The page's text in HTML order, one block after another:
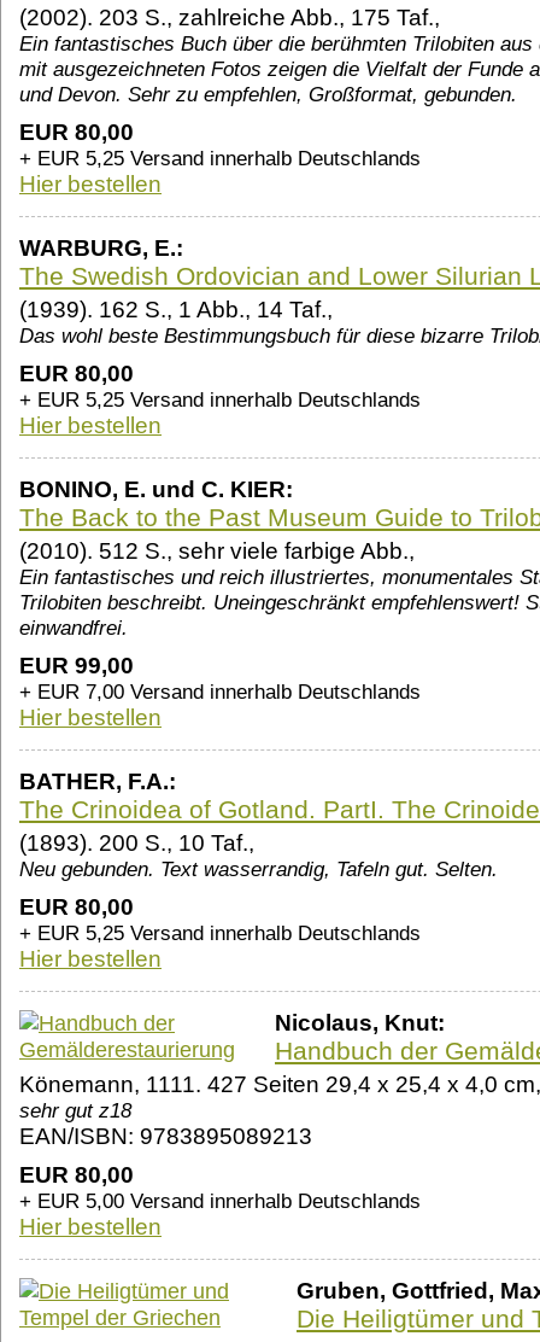
(2002). 203 S., zahlreiche Abb., 175 Taf.,
Ein fantastisches Buch über die berühmten Trilobiten
mit ausgezeichneten Fotos zeigen die Vielfalt der Funde
und Devon. Sehr zu empfehlen, Großformat, gebunden.
EUR 80,00
+ EUR 5,25 Versand innerhalb Deutschlands
Hier bestellen
WARBURG, E.:
The Swedish Ordovician and Lower Silurian
(1939). 162 S., 1 Abb., 14 Taf.,
Das wohl beste Bestimmungsbuch für diese bizarre
EUR 80,00
+ EUR 5,25 Versand innerhalb Deutschlands
Hier bestellen
BONINO, E. und C. KIER:
The Back to the Past Museum Guide to
(2010). 512 S., sehr viele farbige Abb.,
Ein fantastisches und reich illustriertes, monumentales
Trilobiten beschreibt. Uneingeschränkt empfehlenswert!
einwandfrei.
EUR 99,00
+ EUR 7,00 Versand innerhalb Deutschlands
Hier bestellen
BATHER, F.A.:
The Crinoidea of Gotland. PartI. The
(1893). 200 S., 10 Taf.,
Neu gebunden. Text wasserrandig, Tafeln gut. Selten.
EUR 80,00
+ EUR 5,25 Versand innerhalb Deutschlands
Hier bestellen
Nicolaus, Knut:
Handbuch der
Könemann, 1111. 427 Seiten 29,4 x 25,4 x 4,0
sehr gut z18
EAN/ISBN: 9783895089213
EUR 80,00
+ EUR 5,00 Versand innerhalb Deutschlands
Hier bestellen
Gruben, Gottfried,
Die Heiligtümer und